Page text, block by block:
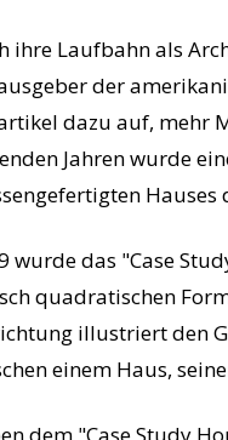
ihre Laufbahn als
der
dazu auf, mehr
Jahren wurde
wurde das "Case
quadratischen
illustriert den
einem Haus,